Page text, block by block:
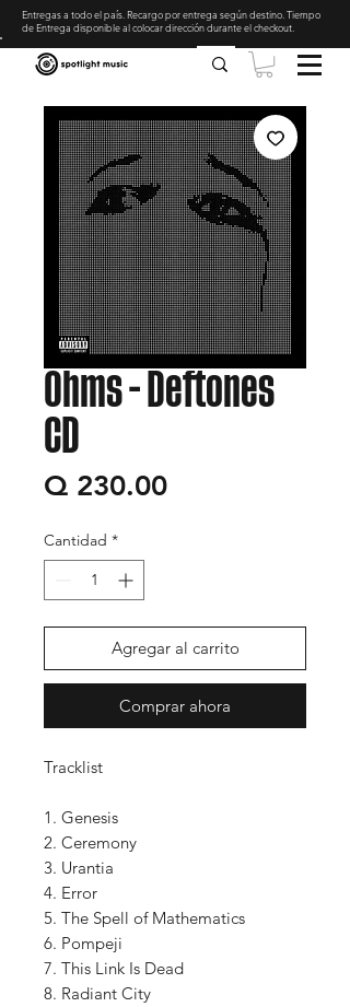
Entregas a todo el país. Recargo por entrega según destino. Tiempo
de Entrega disponible al colocar dirección durante el checkout
Ohms - Deftones
CD
Q 230.00Precio
Cantidad *
Agregar al carrito
Comprar ahora
Tracklist
1. Genesis
2. Ceremony
3. Urantia
4. Error
5. The Spell of Mathematics
6. Pompeji
7. This Link Is Dead
8. Radiant City